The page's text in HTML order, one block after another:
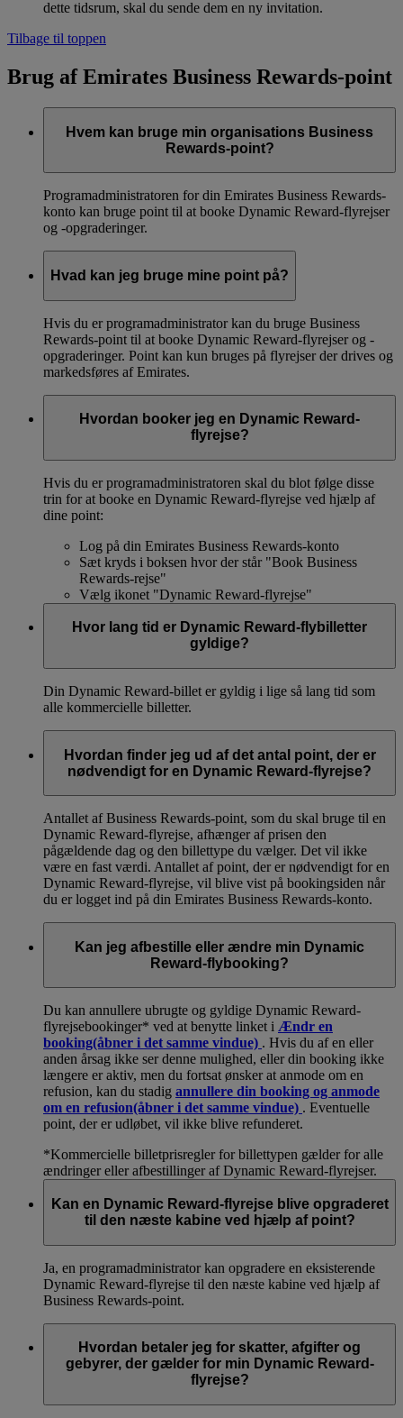
dette tidsrum, skal du sende dem en ny invitation.
Tilbage til toppen
Brug af Emirates Business Rewards-point
Hvem kan bruge min organisations Business
Rewards-point?
Programadministratoren for din Emirates Business Rewards-
konto kan bruge point til at booke Dynamic Reward-flyrejser
og -opgraderinger.
Hvad kan jeg bruge mine point på?
Hvis du er programadministrator kan du bruge Business
Rewards-point til at booke Dynamic Reward-flyrejser og -
opgraderinger. Point kan kun bruges på flyrejser der drives og
markedsføres af Emirates.
Hvordan booker jeg en Dynamic Reward-
flyrejse?
Hvis du er programadministratoren skal du blot følge disse
trin for at booke en Dynamic Reward-flyrejse ved hjælp af
dine point:
Log på din Emirates Business Rewards-konto
Sæt kryds i boksen hvor der står "Book Business
Rewards-rejse"
Vælg ikonet "Dynamic Reward-flyrejse"
Hvor lang tid er Dynamic Reward-flybilletter
gyldige?
Din Dynamic Reward-billet er gyldig i lige så lang tid som
alle kommercielle billetter.
Hvordan finder jeg ud af det antal point, der er
nødvendigt for en Dynamic Reward-flyrejse?
Antallet af Business Rewards-point, som du skal bruge til en
Dynamic Reward-flyrejse, afhænger af prisen den
pågældende dag og den billettype du vælger. Det vil ikke
være en fast værdi. Antallet af point, der er nødvendigt for en
Dynamic Reward-flyrejse, vil blive vist på bookingsiden når
du er logget ind på din Emirates Business Rewards-konto.
Kan jeg afbestille eller ændre min Dynamic
Reward-flybooking?
Du kan annullere ubrugte og gyldige Dynamic Reward-
flyrejsebookinger* ved at benytte linket i Ændr en
booking(åbner i det samme vindue) . Hvis du af en eller
anden årsag ikke ser denne mulighed, eller din booking ikke
længere er aktiv, men du fortsat ønsker at anmode om en
refusion, kan du stadig annullere din booking og anmode
om en refusion(åbner i det samme vindue) . Eventuelle
point, der er udløbet, vil ikke blive refunderet.
*Kommercielle billetprisregler for billettypen gælder for alle
ændringer eller afbestillinger af Dynamic Reward-flyrejser.
Kan en Dynamic Reward-flyrejse blive opgraderet
til den næste kabine ved hjælp af point?
Ja, en programadministrator kan opgradere en eksisterende
Dynamic Reward-flyrejse til den næste kabine ved hjælp af
Business Rewards-point.
Hvordan betaler jeg for skatter, afgifter og
gebyrer, der gælder for min Dynamic Reward-
flyrejse?